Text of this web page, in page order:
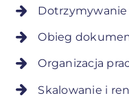
Obieg
Organizacja
Skalowanie i